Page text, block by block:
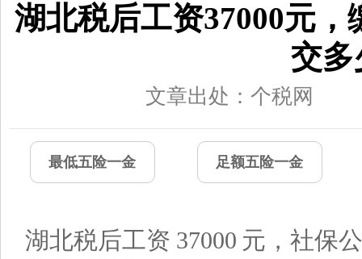
湖北税后工资37000元
交多
文章出处：个税网
最低五险一金 足额五险一金
湖北税后工资 37000 元，社保